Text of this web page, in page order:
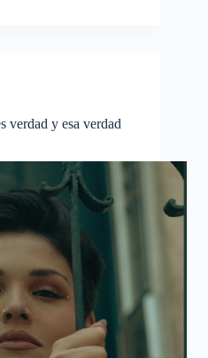
verdad y esa verdad